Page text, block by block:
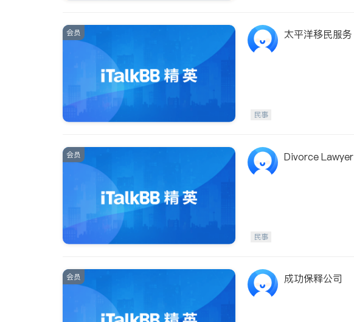
会员 太平洋移民服务
民事
会员 Divorce Lawyer
民事
会员 成功保释公司